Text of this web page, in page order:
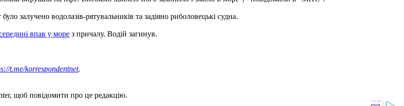
залучено водолазів-рятувальників та задіяно риболовецькі судна.
впав у море з причалу. Водій загинув.
t.me/korrespondentnet.
щоб повідомити про це редакцію.